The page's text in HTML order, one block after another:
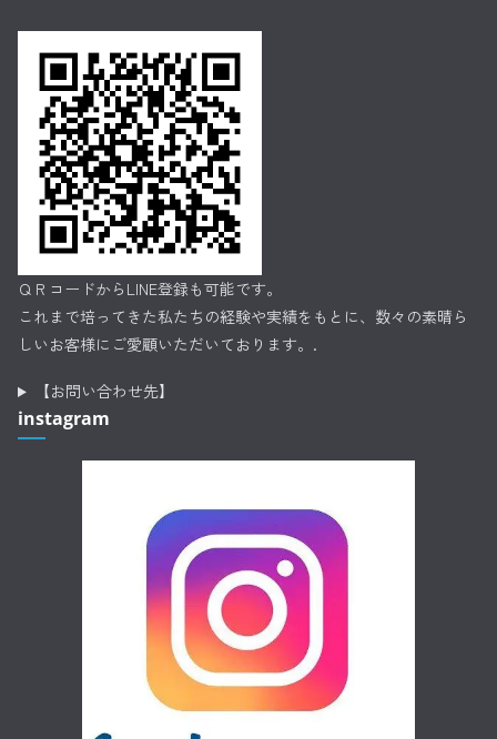
ＱＲコードからLINE登録も可能です。
これまで培ってきた私たちの経験や実績をもとに、数々の素晴ら
しいお客様にご愛顧いただいております。.
【お問い合わせ先】
instagram